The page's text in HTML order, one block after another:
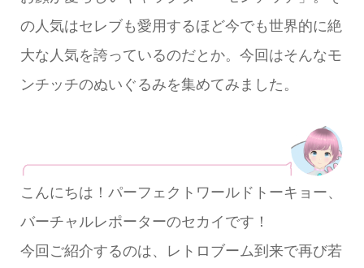
の人気はセレブも愛用するほど今でも世界的に絶
大な人気を誇っているのだとか。今回はそんなモ
ンチッチのぬいぐるみを集めてみました。
こんにちは！パーフェクトワールドトーキョー、
バーチャルレポーターのセカイです！
今回ご紹介するのは、レトロブーム到来で再び若